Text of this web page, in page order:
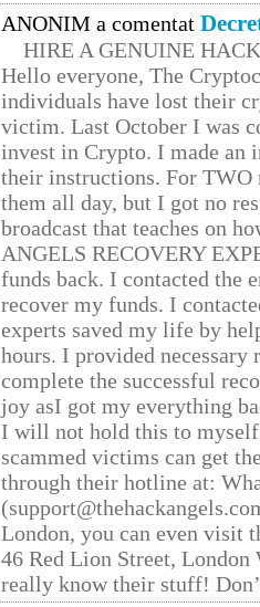
ANONIM a comentat
HIRE A GENUINE
Hello everyone, The
individuals have lost their
victim. Last October I was
invest in Crypto. I made
their instructions. For TWO
them all day, but I got no
broadcast that teaches on
ANGELS RECOVERY
funds back. I contacted the
recover my funds. I
experts saved my life by
hours. I provided
complete the successful
joy asI got my everything
I will not hold this to
scammed victims can get
through their hotline at:
London, you can even visit
46 Red Lion Street, London
really know their stuff!